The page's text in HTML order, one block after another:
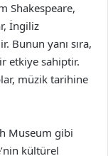
Shakespeare,
İngiliz
Bunun yanı sıra,
etkiye sahiptir.
müzik tarihine
Museum gibi
kültürel